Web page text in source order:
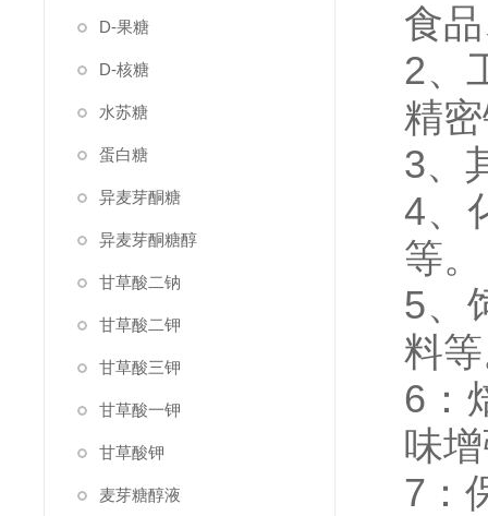
D-果糖
D-核糖
水苏糖
蛋白糖
异麦芽酮糖
异麦芽酮糖醇
甘草酸二钠
甘草酸二钾
甘草酸三钾
甘草酸一钾
甘草酸钾
麦芽糖醇液
食
2、
精
3、
4、
等。
5、
料
6：
味
7：